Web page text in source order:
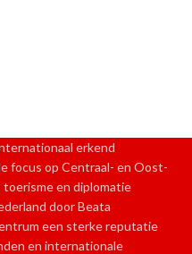
erkend
focus op Centraal- en Oost-
toerisme en diplomatie
door Beata
een sterke reputatie
en internationale